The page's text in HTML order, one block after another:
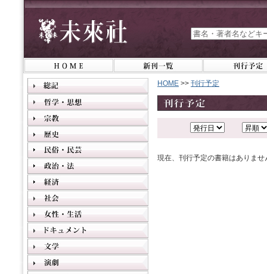
HOME >> 刊行予定
現在、刊行予定の書籍はありませ